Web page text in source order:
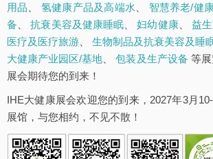
用品
氢健康产品及高端水 智慧养老/健
备 、抗衰美容及健康睡眠 、妇幼健康、 益
医疗及医疗旅游
生物制品及抗衰美容及睡
大健康产业园区/基地 、包装及生产设备 等
展会期待您的到来！
IHE大健康展会欢迎您的到来，2027年3月
展馆，与您相约，不见不散！